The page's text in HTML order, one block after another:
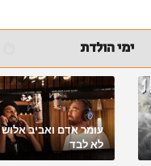
ימי הולדת
עומר אדם ואביב אלוש
לא לבד